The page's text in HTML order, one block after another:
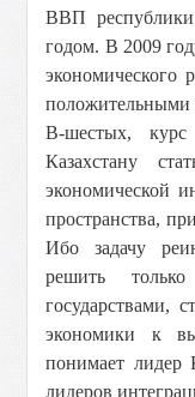
ВВП
годом. В 2009
экономического
положительными
В-шестых, курс
Казахстану
экономической
пространства,
Ибо задачу
решить
государствами,
экономики к
понимает лидер
лидеров